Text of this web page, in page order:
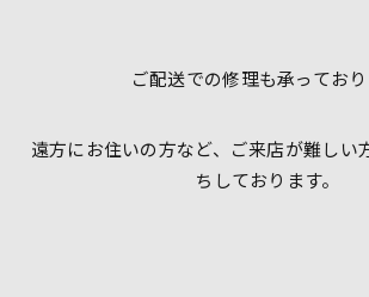
ご配送での修理も承ってお
遠方にお住いの方など、ご来店が難しい
ちしております。